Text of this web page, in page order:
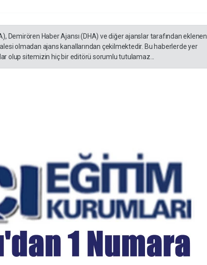
Demirören Haber Ajansı (DHA) ve diğer ajanslar tarafından eklenen
olmadan ajans kanallarından çekilmektedir. Bu haberlerde yer
olup sitemizin hiç bir editörü sorumlu tutulamaz...